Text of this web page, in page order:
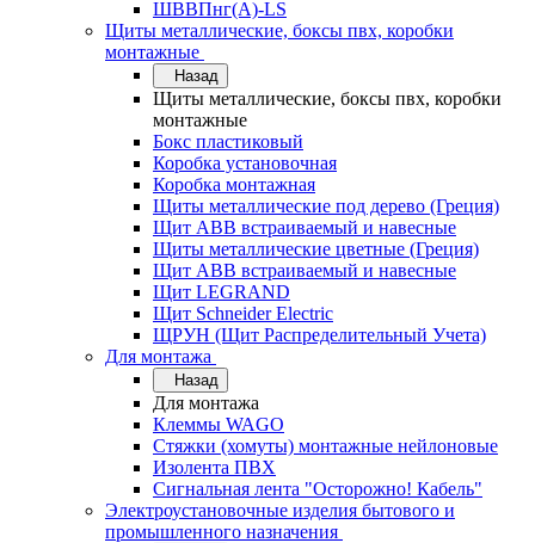
ШВВПнг(А)-LS
Щиты металлические, боксы пвх, коробки
монтажные
Назад
Щиты металлические, боксы пвх, коробки
монтажные
Бокс пластиковый
Коробка установочная
Коробка монтажная
Щиты металлические под дерево (Греция)
Щит ABB встраиваемый и навесные
Щиты металлические цветные (Греция)
Щит ABB встраиваемый и навесные
Щит LEGRAND
Щит Schneider Electric
ЩРУН (Щит Распределительный Учета)
Для монтажа
Назад
Для монтажа
Клеммы WAGO
Стяжки (хомуты) монтажные нейлоновые
Изолента ПВХ
Сигнальная лента "Осторожно! Кабель"
Электроустановочные изделия бытового и
промышленного назначения